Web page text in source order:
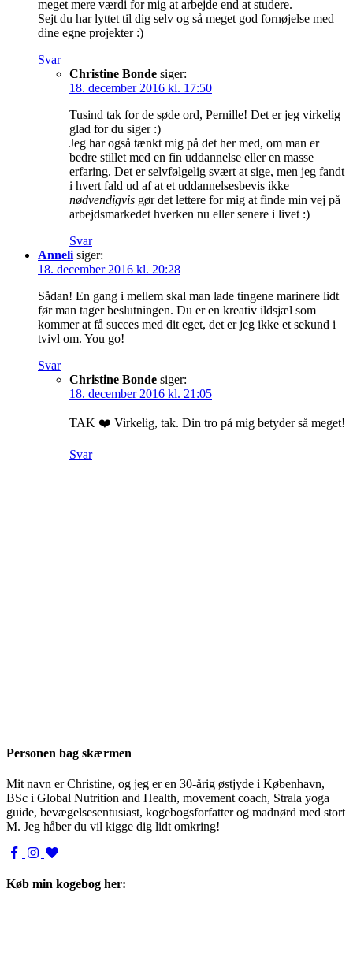
meget mere værdi for mig at arbejde end at studere.
Sejt du har lyttet til dig selv og så meget god fornøjelse med
dine egne projekter :)
Svar
Christine Bonde siger:
18. december 2016 kl. 17:50
Tusind tak for de søde ord, Pernille! Det er jeg virkelig
glad for du siger :)
Jeg har også tænkt mig på det her med, om man er
bedre stillet med en fin uddannelse eller en masse
erfaring. Det er selvfølgelig svært at sige, men jeg fandt
i hvert fald ud af at et uddannelsesbevis ikke
nødvendigvis gør det lettere for mig at finde min vej på
arbejdsmarkedet hverken nu eller senere i livet :)
Svar
Anneli siger:
18. december 2016 kl. 20:28
Sådan! En gang i mellem skal man lade tingene marinere lidt
før man tager beslutningen. Du er en kreativ ildsjæl som
kommer at få succes med dit eget, det er jeg ikke et sekund i
tvivl om. You go!
Svar
Christine Bonde siger:
18. december 2016 kl. 21:05
TAK ❤️ Virkelig, tak. Din tro på mig betyder så meget!
Svar
Personen bag skærmen
Mit navn er Christine, og jeg er en 30-årig østjyde i København,
BSc i Global Nutrition and Health, movement coach, Strala yoga
guide, bevægelsesentusiast, kogebogsforfatter og madnørd med stort
M. Jeg håber du vil kigge dig lidt omkring!
Køb min kogebog her: